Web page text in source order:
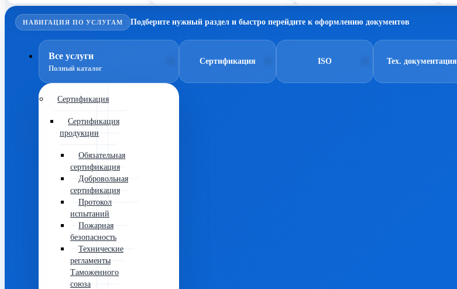
НАВИГАЦИЯ ПО УСЛУГАМ Подберите нужный раздел и быстро перейдите к оформлению документов
Все услуги
Полный каталог
Сертификация
Сертификация
продукции
Обязательная
сертификация
Добровольная
сертификация
Протокол
испытаний
Пожарная
безопасность
Технические
регламенты
Таможенного
союза
Сертификация ISO Тех. документация